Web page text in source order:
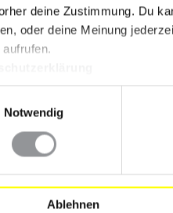
deine Zustimmung. Du
oder deine Meinung
Notwendig
Ablehnen
Schreibens an: